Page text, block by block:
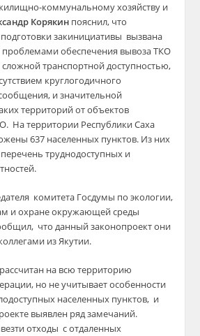
коммунальному хозяйству и
Корякин пояснил, что
закинициативы вызвана
обеспечения вывоза ТКО
сложной транспортной доступностью,
круглогодичного
и значительной
территорий от объектов
На территории Республики Саха
637 населенных пунктов. Из них
труднодоступных и
комитета Госдумы по экологии,
и охране окружающей среды
что данный законопроект они
из Якутии.
на всю территорию
но не учитывает особенности
населенных пунктов, и
выявлен ряд замечаний.
отходы с отдаленных